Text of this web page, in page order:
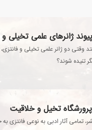
ژانرهای علمی تخیلی
وقتی دو ژانر علمی تخیلی و فانتزی،
تنیده شوند؟
پرورشگاه تخیل و خلاقیت
تمامی آثار ادبی به نوعی